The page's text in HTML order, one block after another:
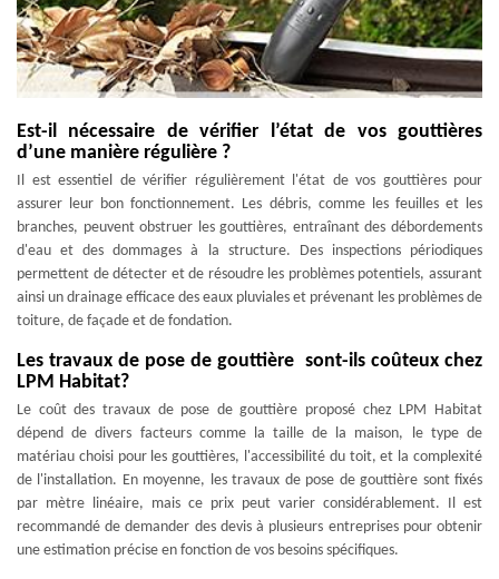
Est-il nécessaire de vérifier l’état de vos gouttières
d’une manière régulière ?
Il est essentiel de vérifier régulièrement l'état de vos gouttières pour
assurer leur bon fonctionnement. Les débris, comme les feuilles et les
branches, peuvent obstruer les gouttières, entraînant des débordements
d'eau et des dommages à la structure. Des inspections périodiques
permettent de détecter et de résoudre les problèmes potentiels, assurant
ainsi un drainage efficace des eaux pluviales et prévenant les problèmes de
toiture, de façade et de fondation.
Les travaux de pose de gouttière sont-ils coûteux chez
LPM Habitat?
Le coût des travaux de pose de gouttière proposé chez LPM Habitat
dépend de divers facteurs comme la taille de la maison, le type de
matériau choisi pour les gouttières, l'accessibilité du toit, et la complexité
de l'installation. En moyenne, les travaux de pose de gouttière sont fixés
par mètre linéaire, mais ce prix peut varier considérablement. Il est
recommandé de demander des devis à plusieurs entreprises pour obtenir
une estimation précise en fonction de vos besoins spécifiques.